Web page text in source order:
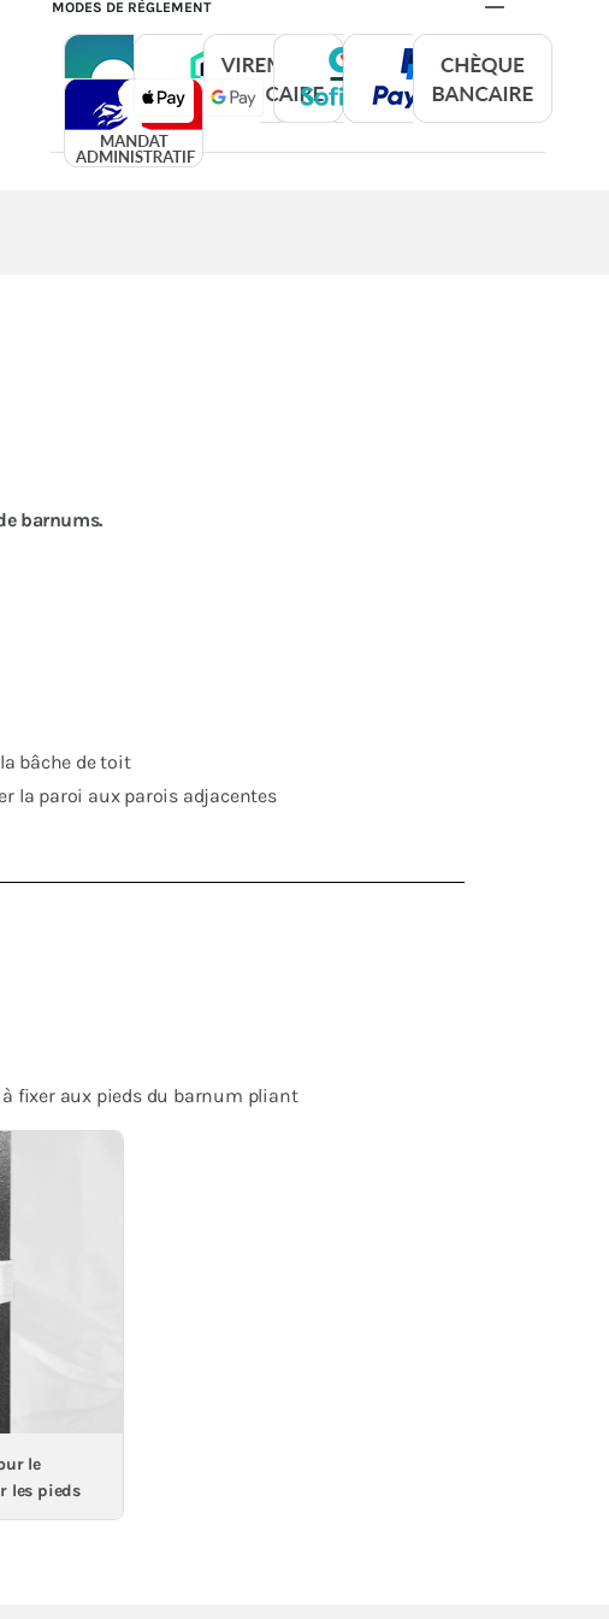
MODES DE RÈGLEMENT
barnums.
bâche de toit
la paroi aux parois adjacentes
fixer aux pieds du barnum pliant
le
les pieds